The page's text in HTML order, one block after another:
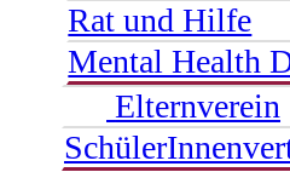
Rat und Hilfe
Mental Health
Elternverein